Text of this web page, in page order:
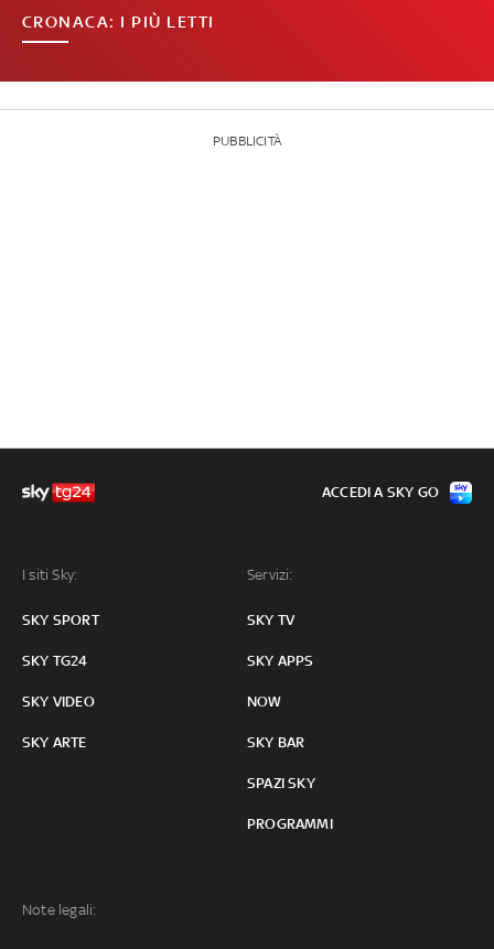
CRONACA: I PIÙ LETTI
PUBBLICITÀ
I siti Sky:
SKY SPORT
SKY TG24
SKY VIDEO
SKY ARTE
Servizi:
SKY TV
SKY APPS
NOW
SKY BAR
SPAZI SKY
PROGRAMMI
Note legali:
ACCEDI A SKY GO